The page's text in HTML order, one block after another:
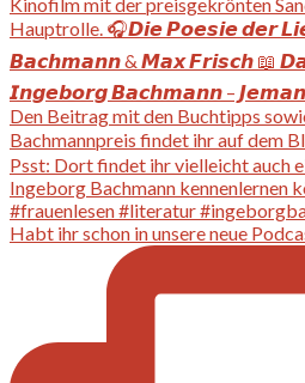
Habt ihr schon in unsere neue